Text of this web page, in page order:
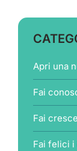
Apri una
Fai
Fai
Fai felici i